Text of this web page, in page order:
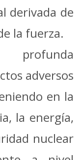
derivada de
la fuerza.
profunda
adversos
en la
la energía,
nuclear